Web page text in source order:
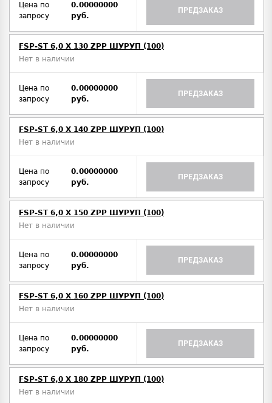
Цена по
запросу
0.00000000
руб.
ПРЕДЗАКАЗ
FSP-ST 6,0 X 130 ZPP ШУРУП (100)
Нет в наличии
Цена по
запросу
0.00000000
руб.
ПРЕДЗАКАЗ
FSP-ST 6,0 X 140 ZPP ШУРУП (100)
Нет в наличии
Цена по
запросу
0.00000000
руб.
ПРЕДЗАКАЗ
FSP-ST 6,0 X 150 ZPP ШУРУП (100)
Нет в наличии
Цена по
запросу
0.00000000
руб.
ПРЕДЗАКАЗ
FSP-ST 6,0 X 160 ZPP ШУРУП (100)
Нет в наличии
Цена по
запросу
0.00000000
руб.
ПРЕДЗАКАЗ
FSP-ST 6,0 X 180 ZPP ШУРУП (100)
Нет в наличии